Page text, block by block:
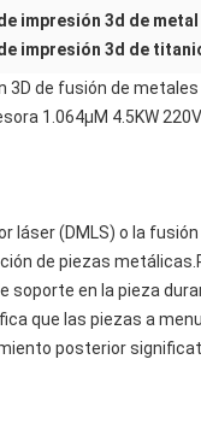
impresión 3d de metal
impresión 3d de
3D de fusión de
1.064μM 4.5KW
láser (DMLS) o la
de piezas
soporte en la pieza
que las piezas a
posterior